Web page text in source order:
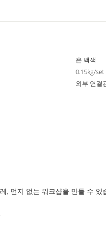
은 백색
0.15kg/set
외부 연결
, 먼지 없는 워크샵을 만들 수 있